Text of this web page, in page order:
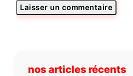
nos articles récents